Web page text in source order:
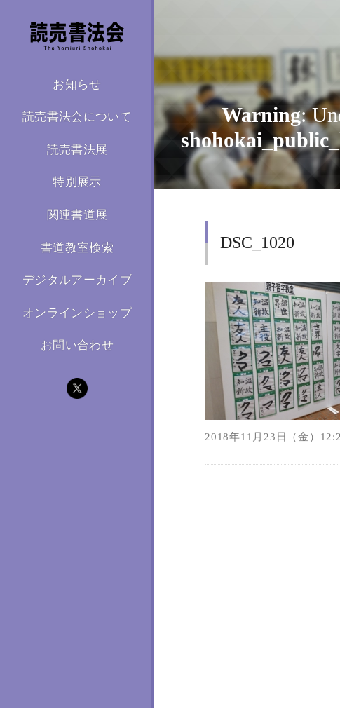
お知らせ
読売書法会について
読売書法展
特別展示
関連書道展
書道教室検索
デジタルアーカイブ
オンラインショップ
お問い合わせ
Warning:
/home/
DSC_1020
2018年11月23日（金）